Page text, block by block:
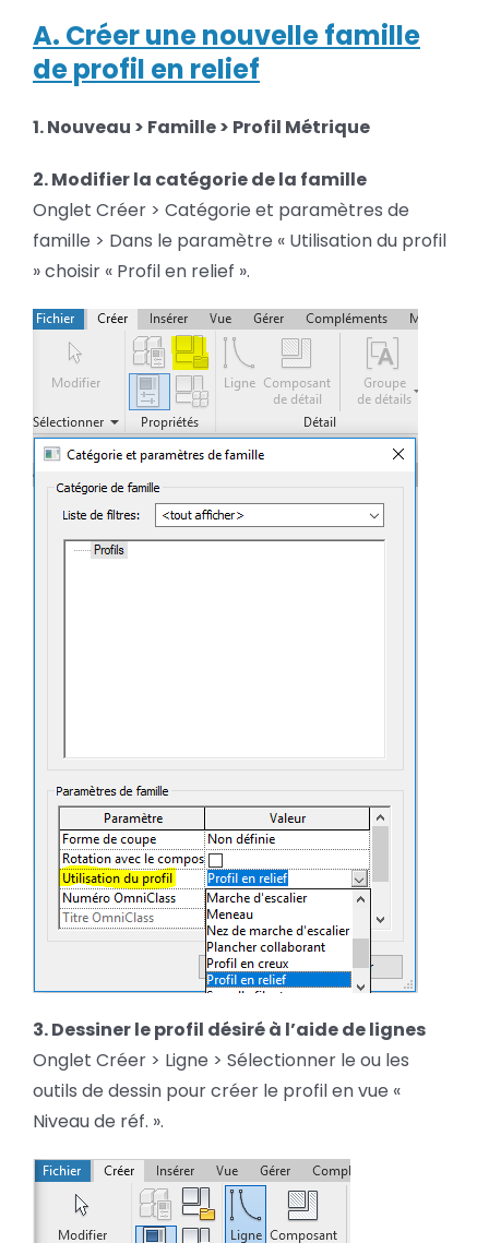
A. Créer une nouvelle famille
de profil en relief
1. Nouveau > Famille > Profil Métrique
2. Modifier la catégorie de la famille
Onglet Créer > Catégorie et paramètres de
famille > Dans le paramètre « Utilisation du profil
» choisir « Profil en relief ».
3. Dessiner le profil désiré à l’aide de lignes
Onglet Créer > Ligne > Sélectionner le ou les
outils de dessin pour créer le profil en vue «
Niveau de réf. ».